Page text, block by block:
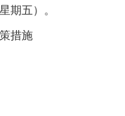
期五）。
措施